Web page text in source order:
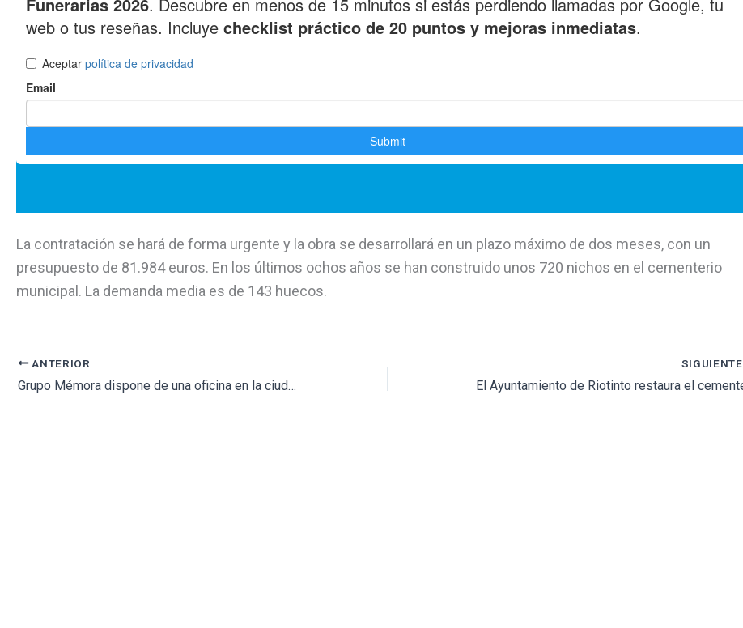
La contratación se hará de forma urgente y la obra se desarrollará en un plazo máximo de dos meses, con un
presupuesto de 81.984 euros. En los últimos ochos años se han construido unos 720 nichos en el cementerio
municipal. La demanda media es de 143 huecos.
ANTERIOR
Grupo Mémora dispone de una oficina en la ciudad de Reus desde primeros de mes
SIGUIENTE